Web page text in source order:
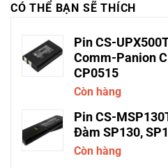
CÓ THỂ BẠN SẼ THÍCH
Pin CS-
Comm-Panion
CP0515
Còn hàng
Pin CS-
Đàm SP130,
Còn hàng